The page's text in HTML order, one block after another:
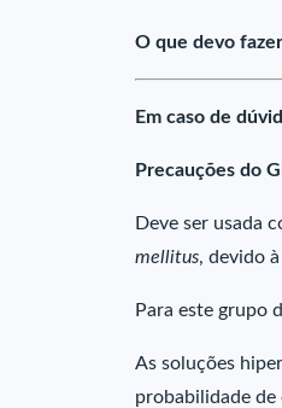
O que devo
Em caso de
Precauções do
Deve ser usada
mellitus, devido
Para este grupo
As soluções
probabilidade de